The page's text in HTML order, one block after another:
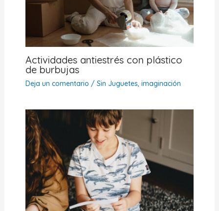
Actividades antiestrés con plástico
de burbujas
Deja un comentario / Sin Juguetes, imaginación